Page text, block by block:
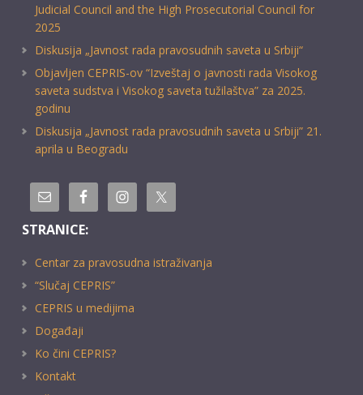
Judicial Council and the High Prosecutorial Council for
2025
Diskusija „Javnost rada pravosudnih saveta u Srbiji“
Objavljen CEPRIS-ov “Izveštaj o javnosti rada Visokog
saveta sudstva i Visokog saveta tužilaštva” za 2025.
godinu
Diskusija „Javnost rada pravosudnih saveta u Srbiji” 21.
aprila u Beogradu
STRANICE:
Centar za pravosudna istraživanja
“Slučaj CEPRIS”
CEPRIS u medijima
Događaji
Ko čini CEPRIS?
Kontakt